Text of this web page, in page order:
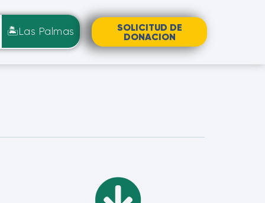
🏝️Las Palmas
SOLICITUD DE
DONACION